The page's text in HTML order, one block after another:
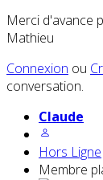
Merci d'avance
Mathieu
Connexion ou
conversation.
Claude
Hors Ligne
Membre